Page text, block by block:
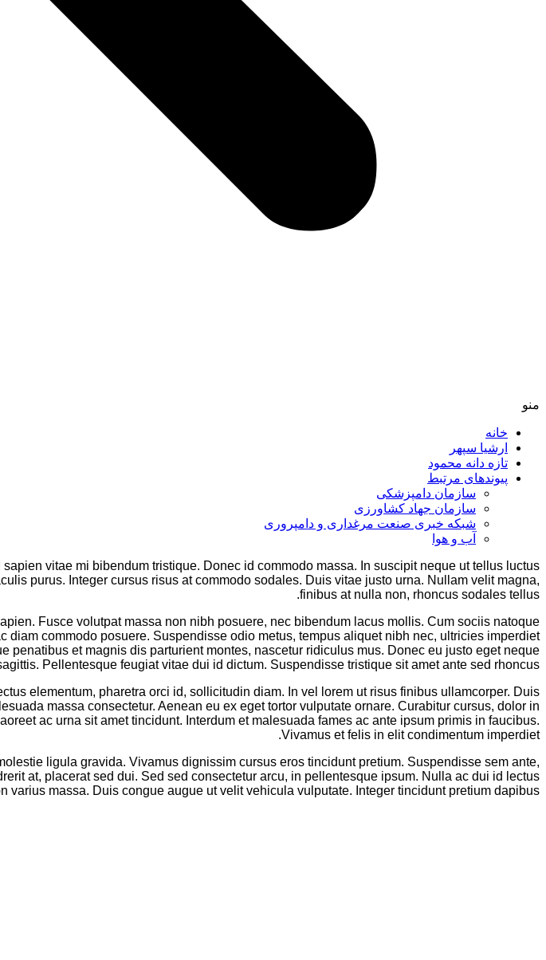
منو
خانه
ارشیا سپهر
تازه دانه محمود
پیوندهای مرتبط
سازمان دامپزشکی
سازمان جهاد کشاورزی
شبکه خبری صنعت مرغداری و دامپروری
آب و هوا
vitae mi bibendum tristique. Donec id commodo massa. In suscipit neque ut tellus luctus
purus. Integer cursus risus at commodo sodales. Duis vitae justo urna. Nullam velit magna,
finibus at nulla non, rhoncus sodales tellus.
Fusce volutpat massa non nibh posuere, nec bibendum lacus mollis. Cum sociis natoque
commodo posuere. Suspendisse odio metus, tempus aliquet nibh nec, ultricies imperdiet
et magnis dis parturient montes, nascetur ridiculus mus. Donec eu justo eget neque
Pellentesque feugiat vitae dui id dictum. Suspendisse tristique sit amet ante sed rhoncus.
elementum, pharetra orci id, sollicitudin diam. In vel lorem ut risus finibus ullamcorper. Duis
massa consectetur. Aenean eu ex eget tortor vulputate ornare. Curabitur cursus, dolor in
ac urna sit amet tincidunt. Interdum et malesuada fames ac ante ipsum primis in faucibus.
Vivamus et felis in elit condimentum imperdiet.
ligula gravida. Vivamus dignissim cursus eros tincidunt pretium. Suspendisse sem ante,
at, placerat sed dui. Sed sed consectetur arcu, in pellentesque ipsum. Nulla ac dui id lectus
massa. Duis congue augue ut velit vehicula vulputate. Integer tincidunt pretium dapibus.